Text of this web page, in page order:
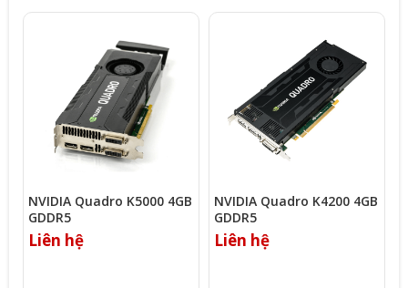
NVIDIA Quadro K5000 4GB
GDDR5
Liên hệ
NVIDIA Quadro K4200 4GB
GDDR5
Liên hệ